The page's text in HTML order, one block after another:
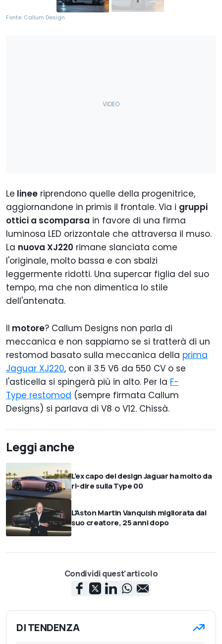
Fonte: Callum Design
Le linee riprendono quelle della progenitrice,
aggiornandone in primis il frontale. Via i gruppi
ottici a scomparsa in favore di una firma
luminosa LED orizzontale che attraversa il muso.
La nuova XJ220 rimane slanciata come
l'originale, molto bassa e con sbalzi
leggermente ridotti. Una supercar figlia del suo
tempo, ma che non dimentica lo stile
dell'antenata.
Il motore? Callum Designs non parla di
meccanica e non sappiamo se si tratterà di un
restomod basato sulla meccanica della prima
Jaguar XJ220, con il 3.5 V6 da 550 CV o se
l'asticella si spingerà più in alto. Per la F-
Type restomod (sempre firmata Callum
Designs) si parlava di V8 o V12. Chissà.
Leggi anche
L’ex capo del design Jaguar ha molto da
ri-dire sulla Type 00
L'Aston Martin Vanquish migliorata dal
suo creatore, 25 anni dopo
Condividi quest'articolo
DI TENDENZA